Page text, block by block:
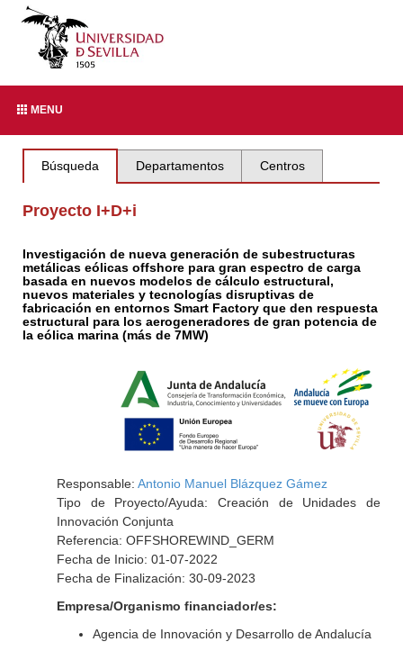
MENU
Búsqueda Departamentos Centros
Proyecto I+D+i
Investigación de nueva generación de subestructuras
metálicas eólicas offshore para gran espectro de carga
basada en nuevos modelos de cálculo estructural,
nuevos materiales y tecnologías disruptivas de
fabricación en entornos Smart Factory que den respuesta
estructural para los aerogeneradores de gran potencia de
la eólica marina (más de 7MW)
Responsable: Antonio Manuel Blázquez Gámez
Tipo de Proyecto/Ayuda: Creación de Unidades de
Innovación Conjunta
Referencia: OFFSHOREWIND_GERM
Fecha de Inicio: 01-07-2022
Fecha de Finalización: 30-09-2023
Empresa/Organismo financiador/es:
Agencia de Innovación y Desarrollo de Andalucía